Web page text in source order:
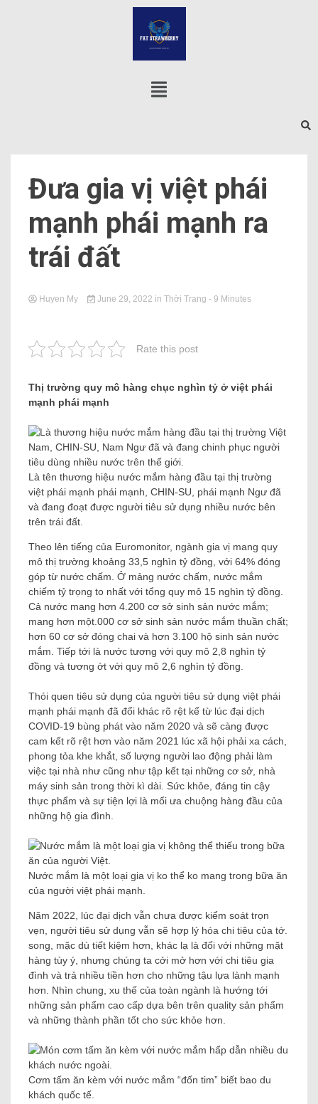
Đưa gia vị việt phái
mạnh phái mạnh ra
trái đất
Huyen My June 29, 2022 in Thời Trang - 9 Minutes
Rate this post
Thị trường quy mô hàng chục nghìn tỷ ở việt phái
mạnh phái mạnh
Là tên thương hiệu nước mắm hàng đầu tại thị trường
việt phái mạnh phái mạnh, CHIN-SU, phái mạnh Ngư đã
và đang đoạt được người tiêu sử dụng nhiều nước bên
trên trái đất.
Theo lên tiếng của Euromonitor, ngành gia vị mang quy
mô thị trường khoảng 33,5 nghìn tỷ đồng, với 64% đóng
góp từ nước chấm. Ở mảng nước chấm, nước mắm
chiếm tỷ trọng to nhất với tổng quy mô 15 nghìn tỷ đồng.
Cả nước mang hơn 4.200 cơ sở sinh sản nước mắm;
mang hơn một.000 cơ sở sinh sản nước mắm thuần chất;
hơn 60 cơ sở đóng chai và hơn 3.100 hộ sinh sản nước
mắm. Tiếp tới là nước tương với quy mô 2,8 nghìn tỷ
đồng và tương ớt với quy mô 2,6 nghìn tỷ đồng.
Thói quen tiêu sử dụng của người tiêu sử dụng việt phái
mạnh phái mạnh đã đổi khác rõ rệt kể từ lúc đại dịch
COVID-19 bùng phát vào năm 2020 và sẽ càng được
cam kết rõ rệt hơn vào năm 2021 lúc xã hội phải xa cách,
phong tỏa khe khắt, số lượng người lao động phải làm
việc tại nhà như cũng như tập kết tại những cơ sở, nhà
máy sinh sản trong thời kì dài. Sức khỏe, đáng tin cậy
thực phẩm và sự tiện lợi là mối ưa chuộng hàng đầu của
những hộ gia đình.
Nước mắm là một loại gia vị ko thể ko mang trong bữa ăn
của người việt phái mạnh.
Năm 2022, lúc đại dịch vẫn chưa được kiểm soát trọn
vẹn, người tiêu sử dụng vẫn sẽ hợp lý hóa chi tiêu của tớ.
song, mặc dù tiết kiệm hơn, khác lạ là đối với những mặt
hàng tùy ý, nhưng chúng ta cởi mở hơn với chi tiêu gia
đình và trả nhiều tiền hơn cho những tậu lựa lành mạnh
hơn. Nhìn chung, xu thế của toàn ngành là hướng tới
những sản phẩm cao cấp dựa bên trên quality sản phẩm
và những thành phần tốt cho sức khỏe hơn.
Cơm tấm ăn kèm với nước mắm “đốn tim” biết bao du
khách quốc tế.